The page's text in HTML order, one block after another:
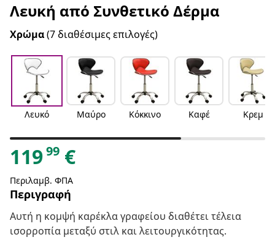
Λευκή από Συνθετικό Δέρμα
Χρώμα(7 διαθέσιμες επιλογές)
Λευκό Μαύρο Κόκκινο Καφέ Κρεμ
11999 €
Περιλαμβ. ΦΠΑ
Περιγραφή
Αυτή η κομψή καρέκλα γραφείου διαθέτει τέλεια
ισορροπία μεταξύ στιλ και λειτουργικότητας.